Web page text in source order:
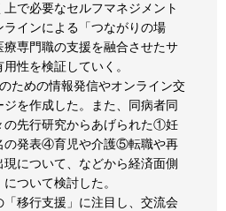
で必要なセルフマネジメント
インによる「つながりの場
療専門職の支援を融合させたサ
性を検証していく。
ための情報発信やオンライン交
を作成した。また、同病者同
の先行研究からあげられた①妊
発表④育児や介護⑤転職や再
について、などから経済面側
ついて検討した。
移行支援」に注目し、交流会